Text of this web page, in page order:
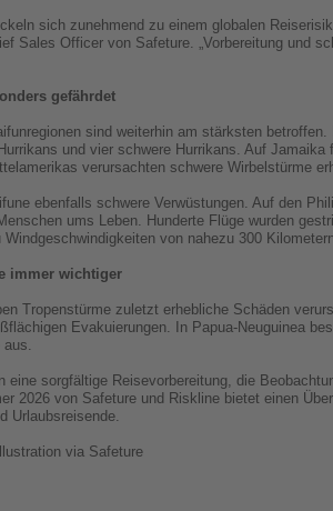
sich zunehmend zu einem globalen
Sales Officer von Safeture. „Vorbereitung und
gefährdet
sind weiterhin am stärksten
und vier schwere Hurrikans. Auf
verursachten schwere Wirbelstürme
ebenfalls schwere Verwüstungen. Auf den
ums Leben. Hunderte Flüge wurden
von nahezu 300
immer wichtiger
Tropenstürme zuletzt erhebliche Schäden
Evakuierungen. In Papua-Neuguinea
aus.
eine sorgfältige Reisevorbereitung, die
2026 von Safeture und Riskline bietet einen
Urlaubsreisende.
via Safeture